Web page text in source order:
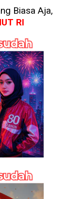
Biasa Aja,
RI